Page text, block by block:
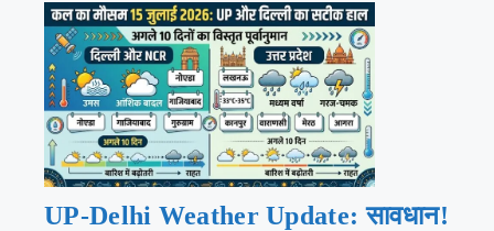
UP-Delhi Weather Update: सावधान!